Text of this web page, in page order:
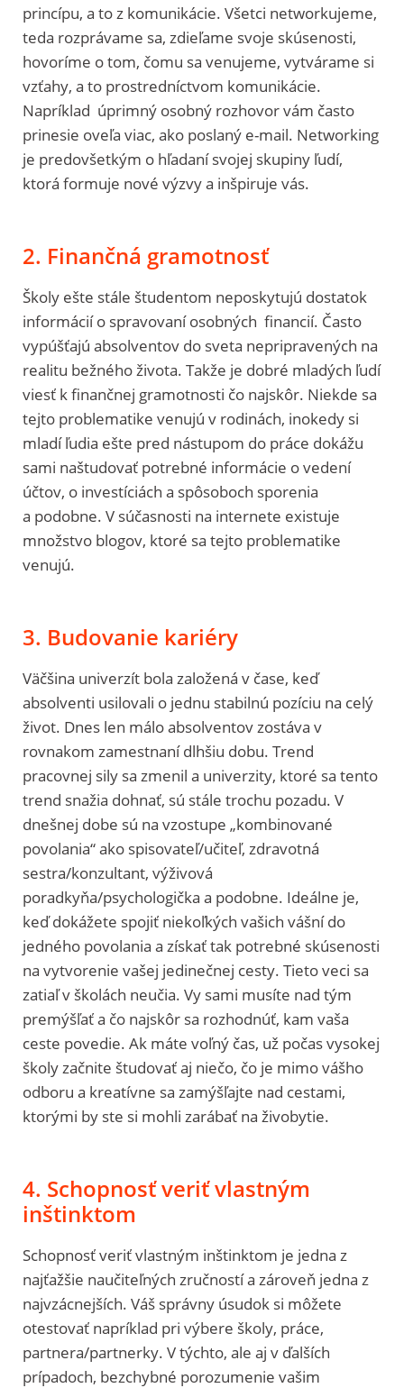
princípu, a to z komunikácie. Všetci networkujeme,
teda rozprávame sa, zdieľame svoje skúsenosti,
hovoríme o tom, čomu sa venujeme, vytvárame si
vzťahy, a to prostredníctvom komunikácie.
Napríklad úprimný osobný rozhovor vám často
prinesie oveľa viac, ako poslaný e-mail. Networking
je predovšetkým o hľadaní svojej skupiny ľudí,
ktorá formuje nové výzvy a inšpiruje vás.
2. Finančná gramotnosť
Školy ešte stále študentom neposkytujú dostatok
informácií o spravovaní osobných financií. Často
vypúšťajú absolventov do sveta nepripravených na
realitu bežného života. Takže je dobré mladých ľudí
viesť k finančnej gramotnosti čo najskôr. Niekde sa
tejto problematike venujú v rodinách, inokedy si
mladí ľudia ešte pred nástupom do práce dokážu
sami naštudovať potrebné informácie o vedení
účtov, o investíciách a spôsoboch sporenia
a podobne. V súčasnosti na internete existuje
množstvo blogov, ktoré sa tejto problematike
venujú.
3. Budovanie kariéry
Väčšina univerzít bola založená v čase, keď
absolventi usilovali o jednu stabilnú pozíciu na celý
život. Dnes len málo absolventov zostáva v
rovnakom zamestnaní dlhšiu dobu. Trend
pracovnej sily sa zmenil a univerzity, ktoré sa tento
trend snažia dohnať, sú stále trochu pozadu. V
dnešnej dobe sú na vzostupe „kombinované
povolania“ ako spisovateľ/učiteľ, zdravotná
sestra/konzultant, výživová
poradkyňa/psychologička a podobne. Ideálne je,
keď dokážete spojiť niekoľkých vašich vášní do
jedného povolania a získať tak potrebné skúsenosti
na vytvorenie vašej jedinečnej cesty. Tieto veci sa
zatiaľ v školách neučia. Vy sami musíte nad tým
premýšľať a čo najskôr sa rozhodnúť, kam vaša
ceste povedie. Ak máte voľný čas, už počas vysokej
školy začnite študovať aj niečo, čo je mimo vášho
odboru a kreatívne sa zamýšľajte nad cestami,
ktorými by ste si mohli zarábať na živobytie.
4. Schopnosť veriť vlastným
inštinktom
Schopnosť veriť vlastným inštinktom je jedna z
najťažšie naučiteľných zručností a zároveň jedna z
najvzácnejších. Váš správny úsudok si môžete
otestovať napríklad pri výbere školy, práce,
partnera/partnerky. V týchto, ale aj v ďalších
prípadoch, bezchybné porozumenie vašim